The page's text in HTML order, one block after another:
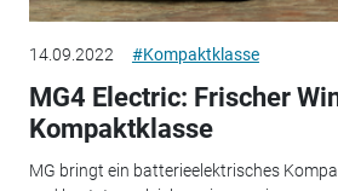
14.09.2022 #Kompaktklasse
MG4 Electric: Frischer
Kompaktklasse
MG bringt ein batterieelektrisches